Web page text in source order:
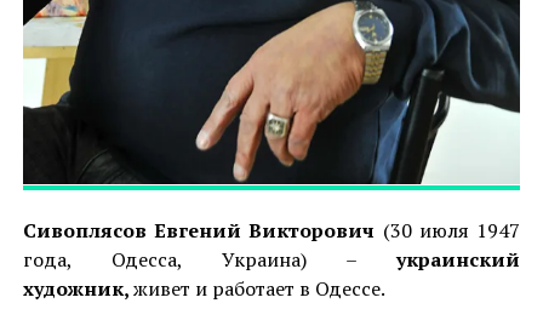
Сивоплясов Евгений Викторович (30 июля 1947
года, Одесса, Украина) –украинский
художник,живет и работает в Одессе.